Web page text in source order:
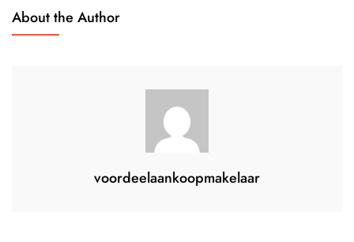
About the Author
voordeelaankoopmakelaar